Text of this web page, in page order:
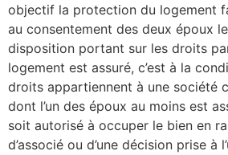
objectif la protection du logement
au consentement des deux époux
disposition portant sur les droits
logement est assuré, c’est à la
droits appartiennent à une société
dont l’un des époux au moins est
soit autorisé à occuper le bien en
d’associé ou d’une décision prise à